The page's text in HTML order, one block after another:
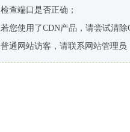
检查端口是否正确；
若您使用了CDN产品，请尝试清除
普通网站访客，请联系网站管理员